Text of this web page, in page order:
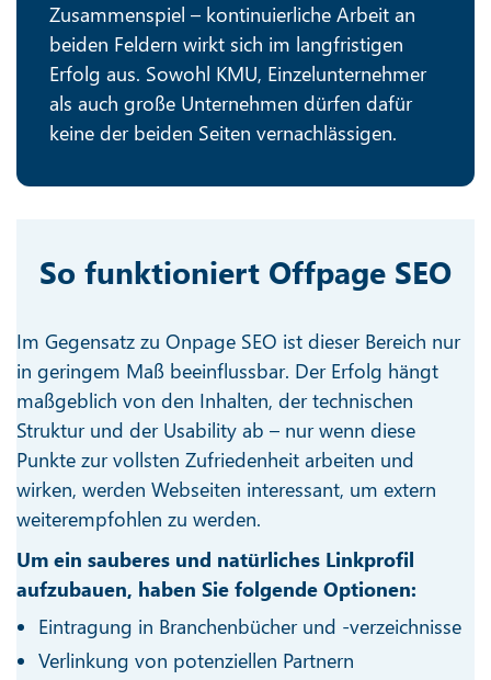
Zusammenspiel – kontinuierliche Arbeit an
beiden Feldern wirkt sich im langfristigen
Erfolg aus. Sowohl KMU, Einzelunternehmer
als auch große Unternehmen dürfen dafür
keine der beiden Seiten vernachlässigen.
So funktioniert Offpage SEO
Im Gegensatz zu Onpage SEO ist dieser Bereich nur
in geringem Maß beeinflussbar. Der Erfolg hängt
maßgeblich von den Inhalten, der technischen
Struktur und der Usability ab – nur wenn diese
Punkte zur vollsten Zufriedenheit arbeiten und
wirken, werden Webseiten interessant, um extern
weiterempfohlen zu werden.
Um ein sauberes und natürliches Linkprofil
aufzubauen, haben Sie folgende Optionen:
Eintragung in Branchenbücher und -verzeichnisse
Verlinkung von potenziellen Partnern